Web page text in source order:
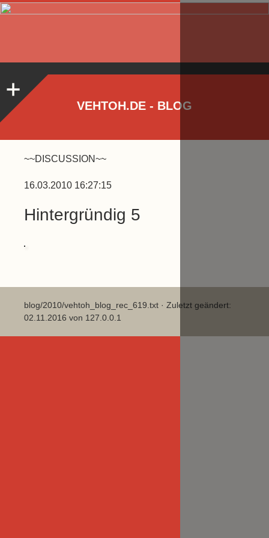
VEHTOH.DE - BLOG
~~DISCUSSION~~
16.03.2010 16:27:15
Hintergründig 5
blog/2010/vehtoh_blog_rec_619.txt · Zuletzt geändert:
02.11.2016 von 127.0.0.1